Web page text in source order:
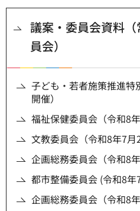
議案・委員会資料
員会）
子ども・若者施策推進特
開催）
福祉保健委員会（令和8
文教委員会（令和8年7月
企画総務委員会（令和8
都市整備委員会 (令和8年
企画総務委員会（令和8